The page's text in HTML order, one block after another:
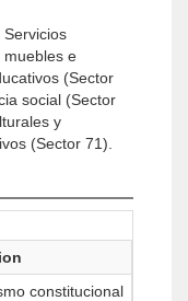
muebles e
(Sector
social (Sector
y
(Sector 71).
constitucional